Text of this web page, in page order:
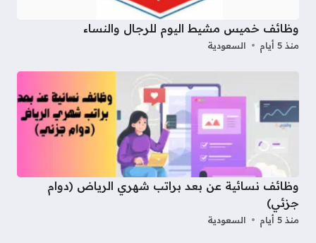
وظائف خميس مشيط اليوم للرجال والنساء
منذ 5 أيام السعودية
وظائف نسائية عن بعد براتب شهري الرياض (دوام
جزئي)
منذ 5 أيام السعودية